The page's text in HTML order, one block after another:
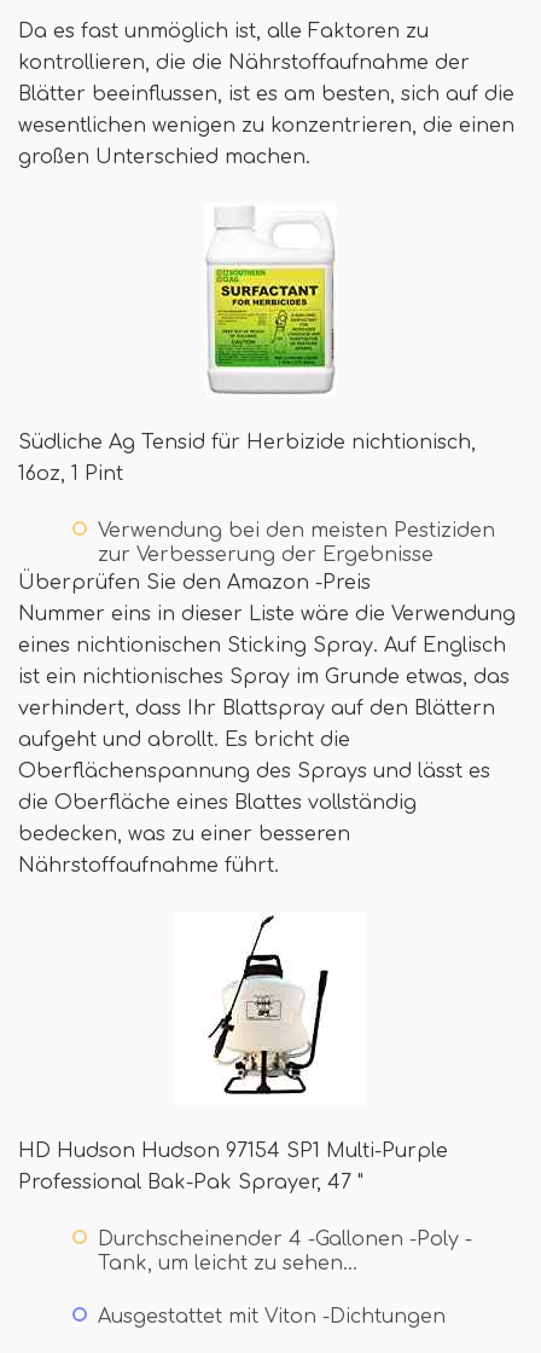
Da es fast unmöglich ist, alle Faktoren zu
kontrollieren, die die Nährstoffaufnahme der
Blätter beeinflussen, ist es am besten, sich auf die
wesentlichen wenigen zu konzentrieren, die einen
großen Unterschied machen.
Südliche Ag Tensid für Herbizide nichtionisch,
16oz, 1 Pint
Verwendung bei den meisten Pestiziden
zur Verbesserung der Ergebnisse
Überprüfen Sie den Amazon -Preis
Nummer eins in dieser Liste wäre die Verwendung
eines nichtionischen Sticking Spray. Auf Englisch
ist ein nichtionisches Spray im Grunde etwas, das
verhindert, dass Ihr Blattspray auf den Blättern
aufgeht und abrollt. Es bricht die
Oberflächenspannung des Sprays und lässt es
die Oberfläche eines Blattes vollständig
bedecken, was zu einer besseren
Nährstoffaufnahme führt.
HD Hudson Hudson 97154 SP1 Multi-Purple
Professional Bak-Pak Sprayer, 47 "
Durchscheinender 4 -Gallonen -Poly -
Tank, um leicht zu sehen…
Ausgestattet mit Viton -Dichtungen